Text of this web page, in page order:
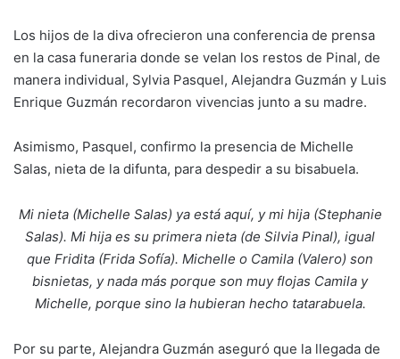
Los hijos de la diva ofrecieron una conferencia de prensa
en la casa funeraria donde se velan los restos de Pinal, de
manera individual, Sylvia Pasquel, Alejandra Guzmán y Luis
Enrique Guzmán recordaron vivencias junto a su madre.
Asimismo, Pasquel, confirmo la presencia de Michelle
Salas, nieta de la difunta, para despedir a su bisabuela.
Mi nieta (Michelle Salas) ya está aquí, y mi hija (Stephanie
Salas). Mi hija es su primera nieta (de Silvia Pinal), igual
que Fridita (Frida Sofía). Michelle o Camila (Valero) son
bisnietas, y nada más porque son muy flojas Camila y
Michelle, porque sino la hubieran hecho tatarabuela.
Por su parte, Alejandra Guzmán aseguró que la llegada de